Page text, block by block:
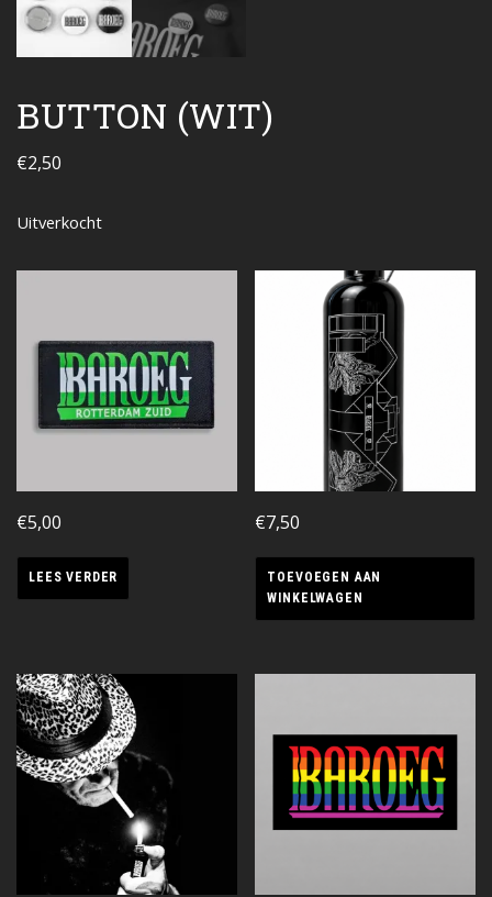
BUTTON (WIT)
€2,50
Uitverkocht
€5,00
LEES VERDER
€7,50
TOEVOEGEN AAN
WINKELWAGEN